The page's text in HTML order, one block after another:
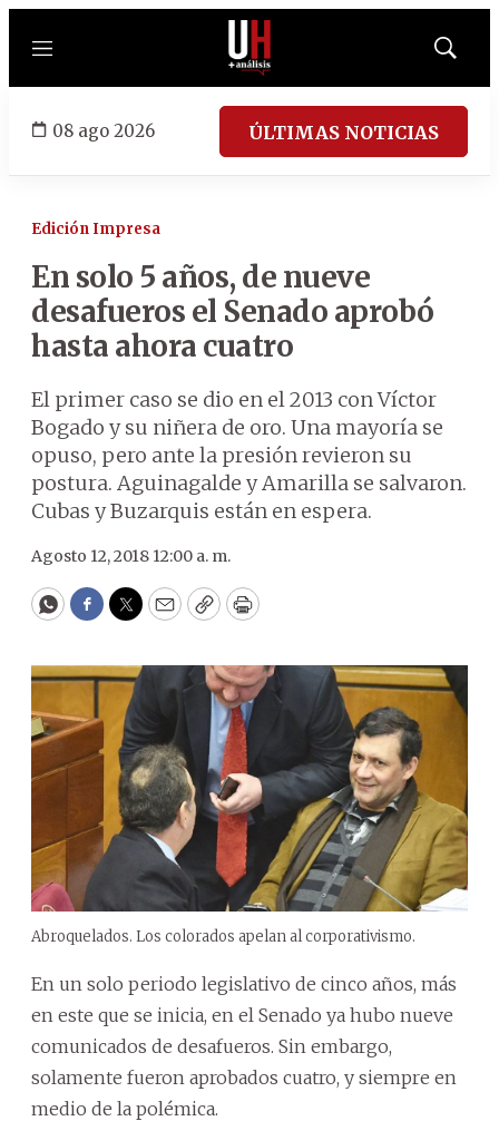
Menú
Mostrar
08 ago 2026 ÚLTIMAS NOTICIAS
Edición Impresa
En solo 5 años, de nueve
desafueros el Senado aprobó
hasta ahora cuatro
El primer caso se dio en el 2013 con Víctor
Bogado y su niñera de oro. Una mayoría se
opuso, pero ante la presión revieron su
postura. Aguinagalde y Amarilla se salvaron.
Cubas y Buzarquis están en espera.
Agosto 12, 2018 12:00 a. m.
WhatsApp
Facebook
Twitter
EmailCopyPrint
Abroquelados. Los colorados apelan al corporativismo.
En un solo periodo legislativo de cinco años, más
en este que se inicia, en el Senado ya hubo nueve
comunicados de desafueros. Sin embargo,
solamente fueron aprobados cuatro, y siempre en
medio de la polémica.